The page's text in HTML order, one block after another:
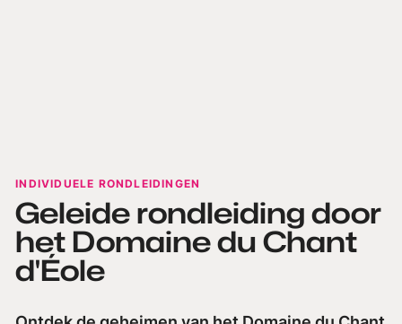
INDIVIDUELE RONDLEIDINGEN
Geleide rondleiding door
het Domaine du Chant
d'Éole